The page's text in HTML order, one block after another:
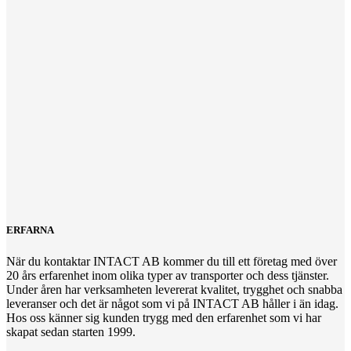
ERFARNA
När du kontaktar INTACT AB kommer du till ett företag med över
20 års erfarenhet inom olika typer av transporter och dess tjänster.
Under åren har verksamheten levererat kvalitet, trygghet och snabba
leveranser och det är något som vi på INTACT AB håller i än idag.
Hos oss känner sig kunden trygg med den erfarenhet som vi har
skapat sedan starten 1999.